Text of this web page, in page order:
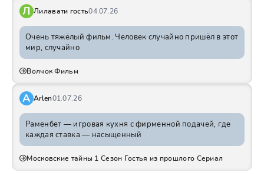
Л Лилавати гость04.07.26
Очень тяжёлый фильм. Человек случайно пришёл в этот
мир, случайно
Волчок Фильм
A Arlen01.07.26
Раменбет — игровая кухня с фирменной подачей, где
каждая ставка — насыщенный
Московские тайны 1 Сезон Гостья из прошлого Сериал